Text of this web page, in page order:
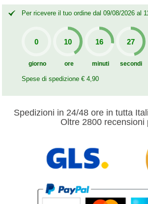
Per ricevere il tuo ordine dal 09/08/2026 al
giorno ore minuti secondi
Spese di spedizione € 4,90
Spedizioni in 24/48 ore in tutta
Oltre 2800 recensioni